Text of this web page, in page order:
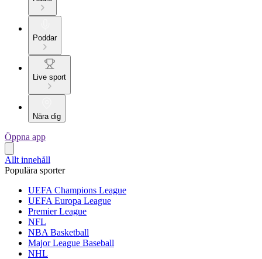
Poddar
Live sport
Nära dig
Öppna app
Allt innehåll
Populära sporter
UEFA Champions League
UEFA Europa League
Premier League
NFL
NBA Basketball
Major League Baseball
NHL